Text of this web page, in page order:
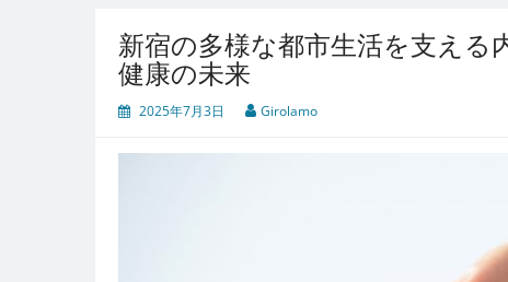
新宿の多様な都市生活を支える
健康の未来
2025年7月3日 Girolamo